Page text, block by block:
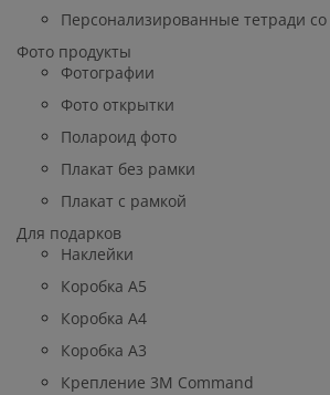
Персонализированные тетради
Фото продукты
Фотографии
Фото открытки
Полароид фото
Плакат без рамки
Плакат с рамкой
Для подарков
Наклейки
Коробка А5
Коробка А4
Коробка А3
Крепление 3М Command